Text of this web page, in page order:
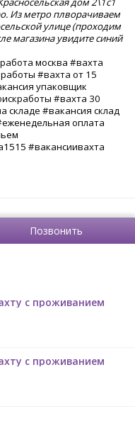
Из метро плворачиваем
улице (проходим
магазина увидите синий
москва #вахта
#вахта от 15
упаковщик
#вахта 30
складе #вакансия склад
оплата
#вакансиивахта
Позвонить
с проживанием
с проживанием